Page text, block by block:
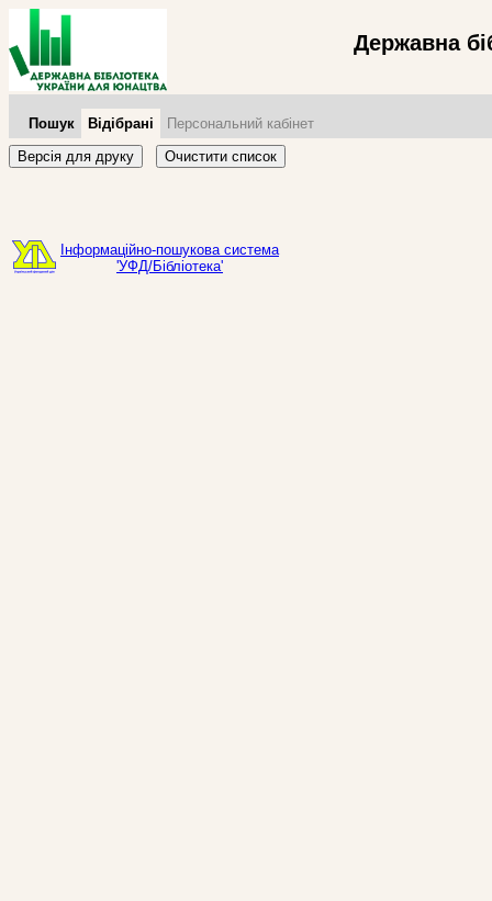
Державна
Пошук Відібрані
Персональний кабінет
Версія для друку
Очистити список
Інформаційно-пошукова система
'УФД/Бібліотека'